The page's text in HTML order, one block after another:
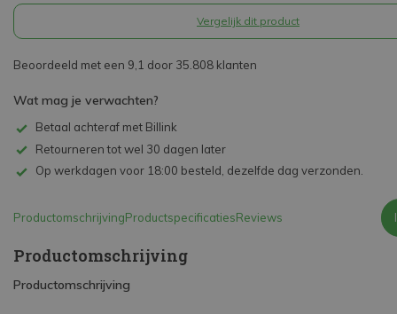
Vergelijk dit product
Beoordeeld met een 9,1 door 35.808 klanten
Wat mag je verwachten?
Betaal achteraf met Billink
Retourneren tot wel 30 dagen later
Op werkdagen voor 18:00 besteld, dezelfde dag verzonden.
ProductomschrijvingProductspecificatiesReviews
Productomschrijving
Productomschrijving